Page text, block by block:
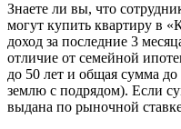
Знаете ли вы, что
могут купить квартиру в
доход за последние 3
отличие от семейной
до 50 лет и общая сумма
землю с подрядом). Если
выдана по рыночной